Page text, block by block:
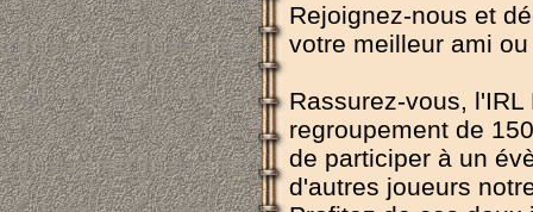
Rejoignez-nous et
votre meilleur ami
Rassurez-vous,
regroupement de
de participer à un
d'autres joueurs